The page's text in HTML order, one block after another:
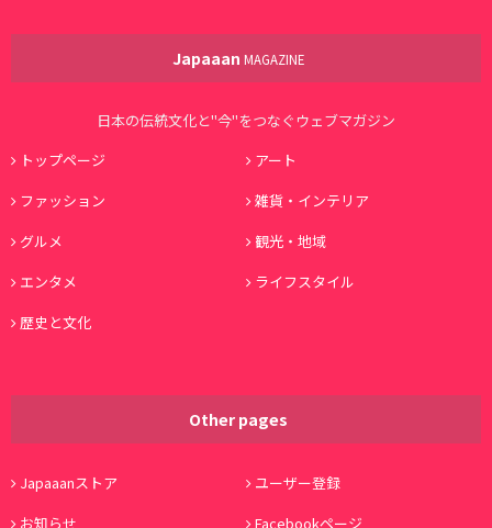
Japaaan MAGAZINE
日本の伝統文化と"今"をつなぐウェブマガジン
トップページ
アート
ファッション
雑貨・インテリア
グルメ
観光・地域
エンタメ
ライフスタイル
歴史と文化
Other pages
Japaaanストア
ユーザー登録
お知らせ
Facebookページ